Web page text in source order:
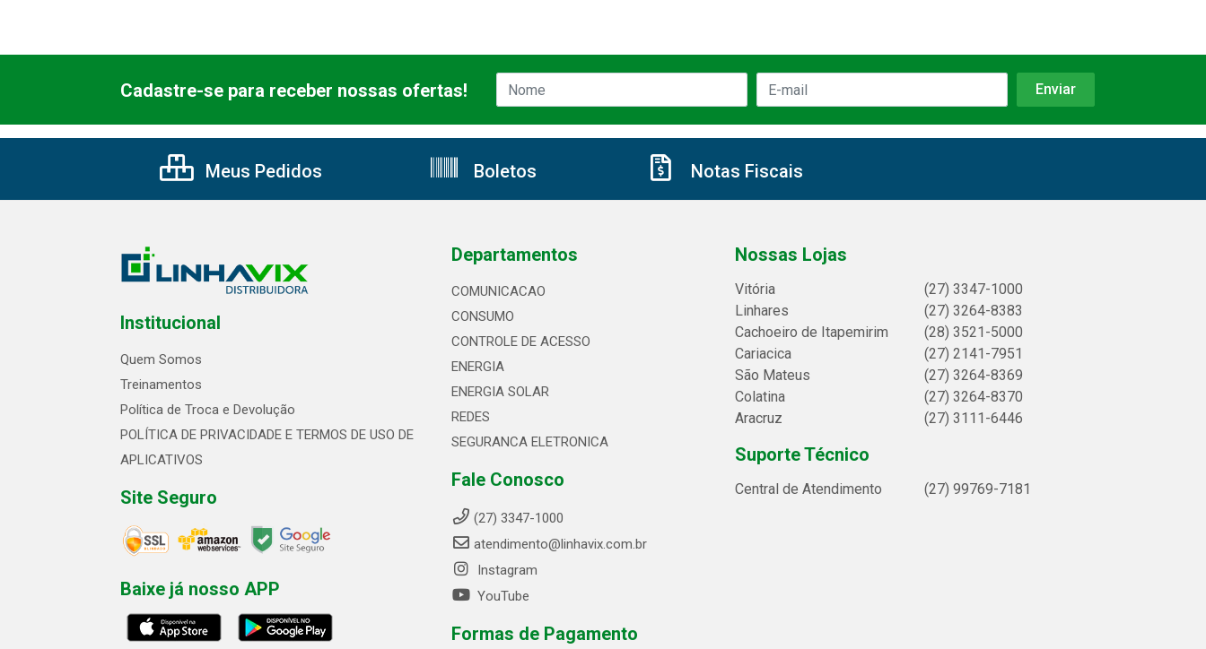
Cadastre-se para receber nossas ofertas!
Meus Pedidos Boletos Notas Fiscais
Institucional
Quem Somos
Treinamentos
Política de Troca e Devolução
POLÍTICA DE PRIVACIDADE E TERMOS DE USO DE
APLICATIVOS
Site Seguro
Baixe já nosso APP
Departamentos
COMUNICACAO
CONSUMO
CONTROLE DE ACESSO
ENERGIA
ENERGIA SOLAR
REDES
SEGURANCA ELETRONICA
Fale Conosco
(27) 3347-1000
atendimento@linhavix.com.br
Instagram
YouTube
Formas de Pagamento
Nossas Lojas
Vitória
(27) 3347-1000
Linhares
(27) 3264-8383
Cachoeiro de Itapemirim
(28) 3521-5000
Cariacica
(27) 2141-7951
São Mateus
(27) 3264-8369
Colatina
(27) 3264-8370
Aracruz
(27) 3111-6446
Suporte Técnico
Central de Atendimento (27) 99769-7181